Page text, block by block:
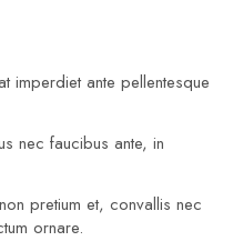
imperdiet ante pellentesque
nec faucibus ante, in
pretium et, convallis nec
ornare.